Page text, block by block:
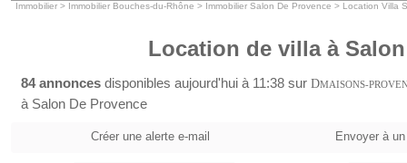
Immobilier > Immobilier Bouches-du-Rhône > Immobilier Salon De Provence > Location Villa
Location de villa à
84 annonces disponibles aujourd'hui à 11:38 sur DMAISONS-
à Salon De Provence
Créer une alerte e-mail Envoyer à